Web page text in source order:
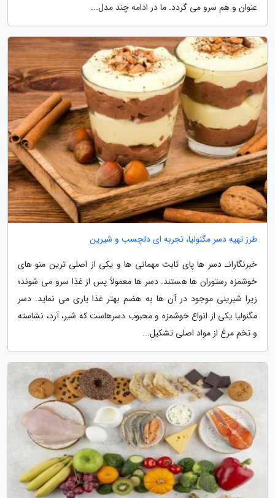
عنوان و هم سرو می گردد. ما در ادامه چند مدل...
طرز تهیه دسر مگنولیا، تجربه ای دلچسب و شیرین
خبرنگارانـ دسر ها پای ثابت مهمانی ها و یکی از اصلی ترین منو های
خوشمزه رستوران ها هستند. دسر ها معمولاً پس از غذا سرو می شوند؛
زیرا شیرینی موجود در آن ها به هضم بهتر غذا یاری می نماید. دسر
مگنولیا یکی از انواع خوشمزه و محبوب دسرهاست که شیر، آرد، نشاسته
و تخم مرغ از مواد اصلی تشکیل...